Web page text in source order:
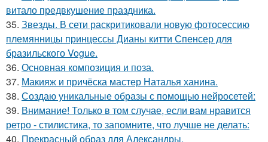
витало предвкушение праздника.
35. Звезды. В сети раскритиковали новую фотосессию
племянницы принцессы Дианы китти Спенсер для
бразильского Vogue.
36. Основная композиция и поза.
37. Макияж и причёска мастер Наталья ханина.
38. Создаю уникальные образы с помощью нейросетей:
39. Внимание! Только в том случае, если вам нравится
ретро - стилистика, то запомните, что лучше не делать:
40. Прекрасный образ для Александры.